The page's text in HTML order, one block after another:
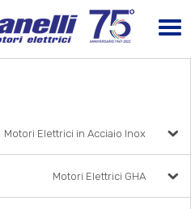
Motori Elettrici in Acciaio Inox
Motori Elettrici GHA